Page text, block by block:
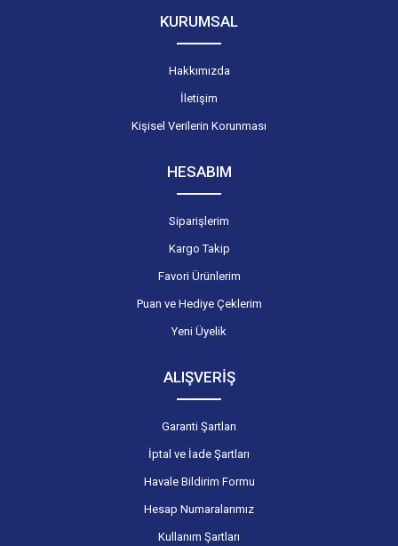
KURUMSAL
Hakkımızda
İletişim
Kişisel Verilerin Korunması
HESABIM
Siparişlerim
Kargo Takip
Favori Ürünlerim
Puan ve Hediye Çeklerim
Yeni Üyelik
ALIŞVERİŞ
Garanti Şartları
İptal ve İade Şartları
Havale Bildirim Formu
Hesap Numaralarımız
Kullanım Şartları